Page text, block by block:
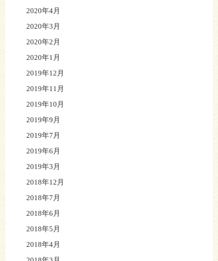
2020年4月
2020年3月
2020年2月
2020年1月
2019年12月
2019年11月
2019年10月
2019年9月
2019年7月
2019年6月
2019年3月
2018年12月
2018年7月
2018年6月
2018年5月
2018年4月